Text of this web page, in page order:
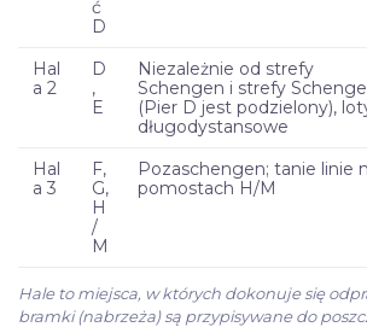
ć
D
Hal
a 2
D
,
E
Niezależnie od strefy
Schengen i strefy
(Pier D jest podzielony),
długodystansowe
Hal
a 3
F,
G,
H
/
M
Pozaschengen; tanie linie
pomostach H/M
Hale to miejsca, w których dokonuje się
bramki (nabrzeża) są przypisywane do